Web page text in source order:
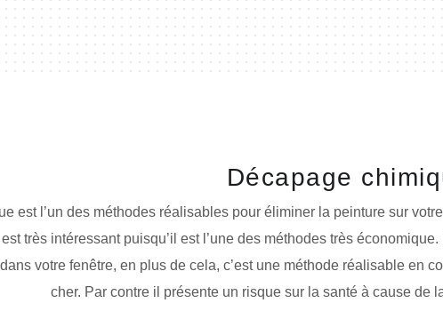
Décapage
est l’un des méthodes réalisables pour éliminer la peinture sur
très intéressant puisqu’il est l’une des méthodes très
votre fenêtre, en plus de cela, c’est une méthode réalisable en
cher. Par contre il présente un risque sur la santé à cause de